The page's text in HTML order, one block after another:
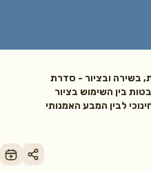
בשירה ובציור - סדרת
בין השימוש בציור
לבין המבע האמנותי